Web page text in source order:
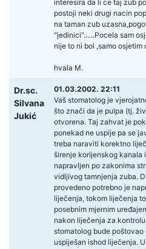
interesira da li ce taj zub
postoji neki drugi nacin
na taman zub
"jedinici"......Pocela sam
nije to ni bol ,samo osjetim
hvala M.
Dr.sc.
Silvana
Jukić
01.03.2002. 22:11
Vaš stomatolog je
što znači da je pulpa (tj.
otvorena. Taj zahvat je
ponekad ne uspije pa se
treba naraviti korektno
širenje korijenskog kanala
napravljen po zakonima
vidljivog tamnjenja zuba.
provedeno potrebno je
liječenja, tokom liječenja
posebnim mjernim
nakon liječenja za
stomatolog bude
uspiješan ishod liječenja.